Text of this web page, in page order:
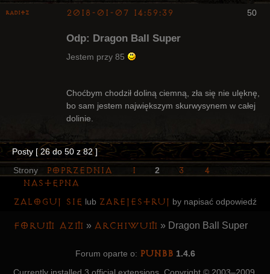
50
Raditz 2018-01-07 14:59:39
Odp: Dragon Ball Super
Jestem przy 85
Choćbym chodził doliną ciemną, zła się nie ulęknę,
bo sam jestem największym skurwysynem w całej
dolinie.
Posty [ 26 do 50 z 82 ]
Strony
Poprzednia 1 2 3
4
Następna
Zaloguj się lub zarejestruj by napisać odpowiedź
Forum AZM » Archiwum » Dragon Ball Super
Forum oparte o: PunBB 1.4.6